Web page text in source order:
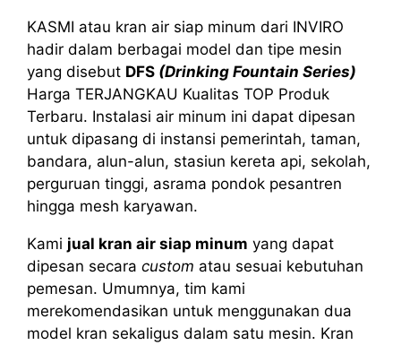
KASMI atau kran air siap minum dari INVIRO
hadir dalam berbagai model dan tipe mesin
yang disebut DFS (Drinking Fountain Series)
Harga TERJANGKAU Kualitas TOP Produk
Terbaru. Instalasi air minum ini dapat dipesan
untuk dipasang di instansi pemerintah, taman,
bandara, alun-alun, stasiun kereta api, sekolah,
perguruan tinggi, asrama pondok pesantren
hingga mesh karyawan.
Kami jual kran air siap minum yang dapat
dipesan secara custom atau sesuai kebutuhan
pemesan. Umumnya, tim kami
merekomendasikan untuk menggunakan dua
model kran sekaligus dalam satu mesin. Kran